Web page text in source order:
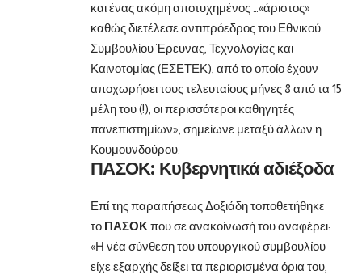
και ένας ακόμη αποτυχημένος …«άριστος»
καθώς διετέλεσε αντιπρόεδρος του Εθνικού
Συμβουλίου Έρευνας, Τεχνολογίας και
Καινοτομίας (ΕΣΕΤΕΚ), από το οποίο έχουν
αποχωρήσει τους τελευταίους μήνες 8 από τα 15
μέλη του (!), οι περισσότεροι καθηγητές
πανεπιστημίων», σημείωνε μεταξύ άλλων η
Κουμουνδούρου.
ΠΑΣΟΚ: Κυβερνητικά αδιέξοδα
Επί της παραιτήσεως Δοξιάδη τοποθετήθηκε
το ΠΑΣΟΚ που σε ανακοίνωσή του αναφέρει:
«Η νέα σύνθεση του υπουργικού συμβουλίου
είχε εξαρχής δείξει τα περιορισμένα όρια του,